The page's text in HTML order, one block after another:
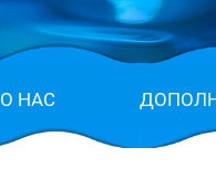
О НАС